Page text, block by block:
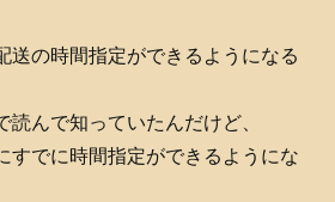
送の時間指定ができるようになる
読んで知っていたんだけど、
すでに時間指定ができるようにな